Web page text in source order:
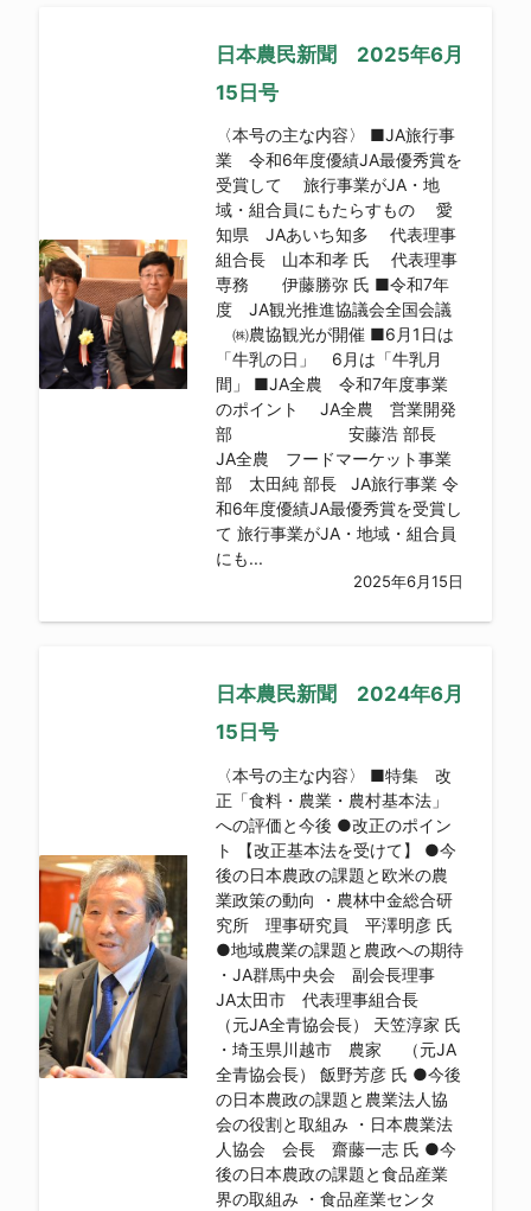
日本農民新聞 2025年6月
15日号
〈本号の主な内容〉 ■JA旅行事
業 令和6年度優績JA最優秀賞を
受賞して 旅行事業がJA・地
域・組合員にもたらすもの 愛
知県 JAあいち知多 代表理事
組合長 山本和孝 氏 代表理事
専務 伊藤勝弥 氏 ■令和7年
度 JA観光推進協議会全国会議
㈱農協観光が開催 ■6月1日は
「牛乳の日」 6月は「牛乳月
間」 ■JA全農 令和7年度事業
のポイント JA全農 営業開発
部 安藤浩 部長
JA全農 フードマーケット事業
部 太田純 部長 JA旅行事業 令
和6年度優績JA最優秀賞を受賞し
て 旅行事業がJA・地域・組合員
にも...
2025年6月15日
日本農民新聞 2024年6月
15日号
〈本号の主な内容〉 ■特集 改
正「食料・農業・農村基本法」
への評価と今後 ●改正のポイン
ト 【改正基本法を受けて】 ●今
後の日本農政の課題と欧米の農
業政策の動向 ・農林中金総合研
究所 理事研究員 平澤明彦 氏
●地域農業の課題と農政への期待
・JA群馬中央会 副会長理事
JA太田市 代表理事組合長
（元JA全青協会長） 天笠淳家 氏
・埼玉県川越市 農家 （元JA
全青協会長） 飯野芳彦 氏 ●今後
の日本農政の課題と農業法人協
会の役割と取組み ・日本農業法
人協会 会長 齋藤一志 氏 ●今
後の日本農政の課題と食品産業
界の取組み ・食品産業センタ